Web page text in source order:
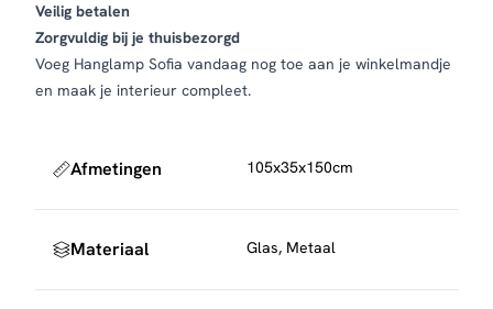
Veilig betalen
Zorgvuldig bij je thuisbezorgd
Voeg Hanglamp Sofia vandaag nog toe aan je winkelmandje
en maak je interieur compleet.
Afmetingen 105x35x150cm
Materiaal Glas, Metaal